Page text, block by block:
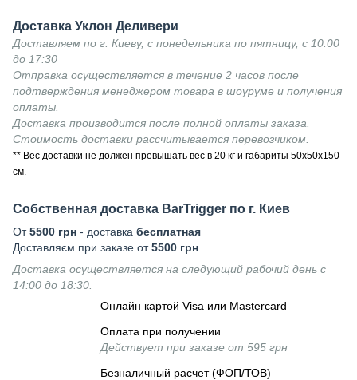
Доставка Уклон Деливери
Доставляем по г. Киеву, с понедельника по пятницу, с 10:00
до 17:30
Отправка осуществляется в течение 2 часов после
подтверждения менеджером товара в шоуруме и получения
оплаты.
Доставка производится после полной оплаты заказа.
Стоимость доставки рассчитывается перевозчиком.
** Вес доставки не должен превышать вес в 20 кг и габариты 50х50х150
см.
Собственная доставка BarTrigger по г. Киев
От5500 грн - доставка бесплатная
Доставляєм при заказе от5500 грн
Доставка осуществляется на следующий рабочий день с
14:00 до 18:30.
Онлайн картой Visa или Mastercard
Оплата при получении
Действует при заказе от 595 грн
Безналичный расчет (ФОП/ТОВ)